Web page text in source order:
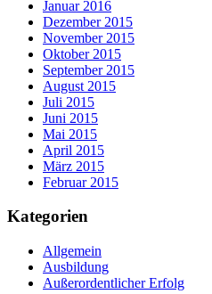
Januar 2016
Dezember 2015
November 2015
Oktober 2015
September 2015
August 2015
Juli 2015
Juni 2015
Mai 2015
April 2015
März 2015
Februar 2015
Kategorien
Allgemein
Ausbildung
Außerordentlicher Erfolg